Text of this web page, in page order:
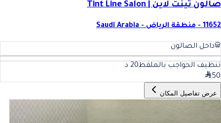
صالون تينت لاين | Tint Line Salon
11652 - منطقة الرياض - Saudi Arabia
داخل الصالون
تنظيف الحواجب بالملقط20 د
50
عرض تفاصيل المكان